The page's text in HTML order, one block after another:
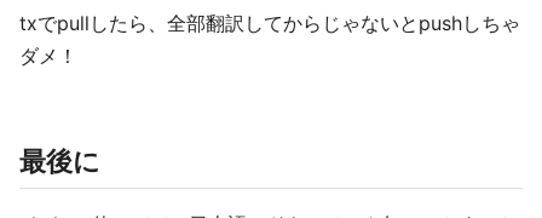
txでpullしたら、全部翻訳してからじゃないとpushしちゃ
ダメ！
最後に